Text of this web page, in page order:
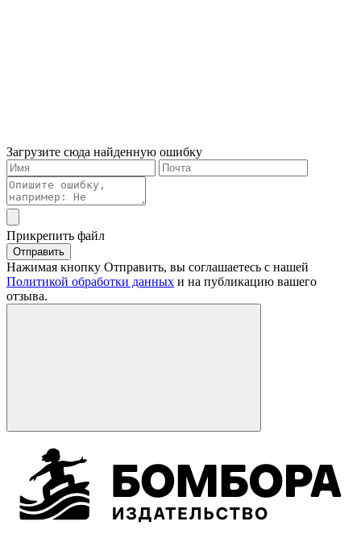
Загрузите сюда найденную ошибку
Прикрепить файл
Отправить
Нажимая кнопку Отправить, вы соглашаетесь с нашей
Политикой обработки данных и на публикацию вашего
отзыва.